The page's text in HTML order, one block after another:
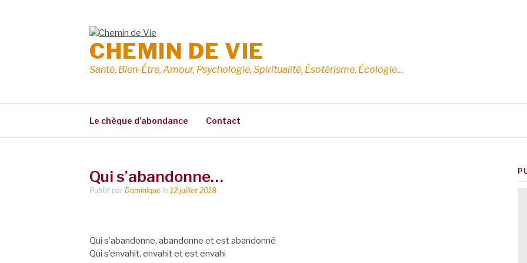
CHEMIN DE VIE
Santé, Bien-Être, Amour, Psychologie, Spiritualité, Ésotérisme, Écologie…
Le chèque d’abondance Contact
Qui s’abandonne…
Publié par Dominique le 12 juillet 2018
Qui s’abandonne, abandonne et est abandonné
Qui s’envahit, envahit et est envahi